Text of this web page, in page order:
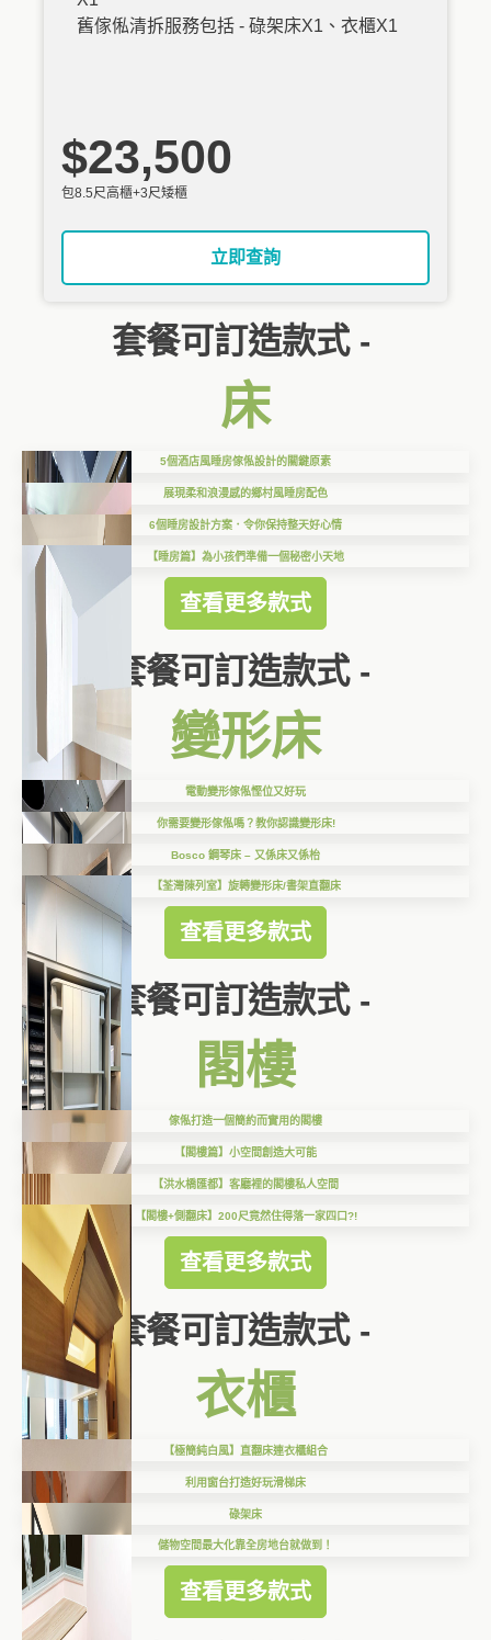
舊傢俬清拆服務包括 - 碌架床X1、衣櫃X1
$23,500
包8.5尺高櫃+3尺矮櫃
立即查詢
套餐可訂造款式 -
床
5個酒店風睡房傢俬設計的關鍵原素
展現柔和浪漫感的鄉村風睡房配色
6個睡房設計方案．令你保持整天好心情
【睡房篇】為小孩們準備一個秘密小天地
查看更多款式
套餐可訂造款式 -
變形床
電動變形傢俬慳位又好玩
你需要變形傢俬嗎？教你認識變形床!
Bosco 鋼琴床 – 又係床又係枱
【荃灣陳列室】旋轉變形床/書架直翻床
查看更多款式
套餐可訂造款式 -
閣樓
傢俬打造一個簡約而實用的閣樓
【閣樓篇】小空間創造大可能
【洪水橋匯都】客廳裡的閣樓私人空間
【閣樓+側翻床】200尺竟然住得落一家四口?!
查看更多款式
套餐可訂造款式 -
衣櫃
【極簡純白風】直翻床連衣櫃組合
利用窗台打造好玩滑梯床
碌架床
儲物空間最大化靠全房地台就做到！
查看更多款式